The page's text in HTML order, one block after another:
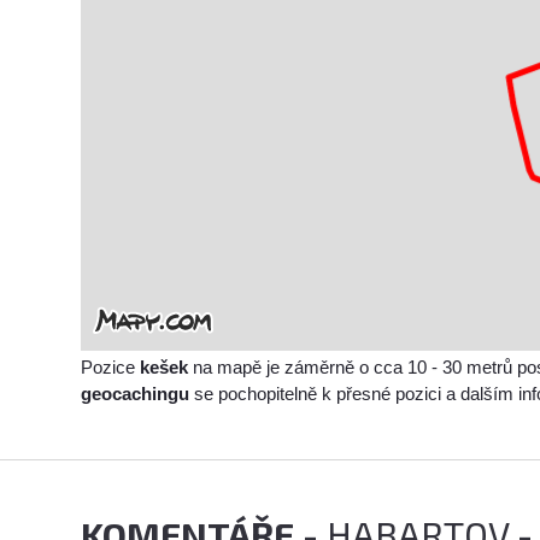
Pozice kešek na mapě je záměrně o cca 10 - 30 metrů
geocachingu se pochopitelně k přesné pozici a dalším